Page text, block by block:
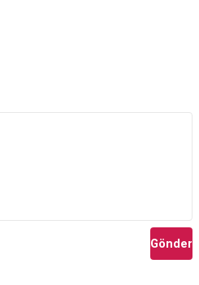
Gönder